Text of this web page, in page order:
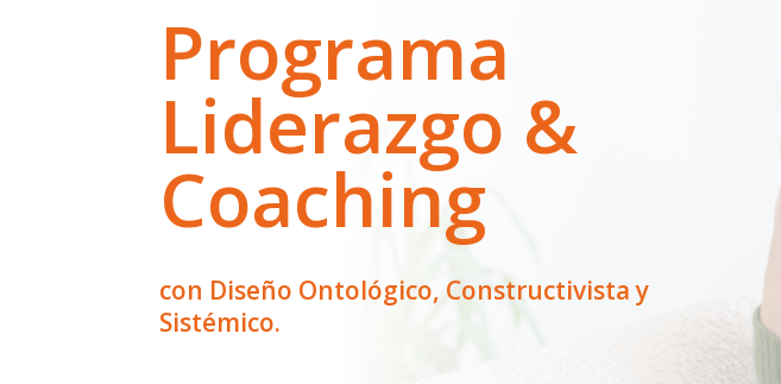
Programa
Liderazgo &
Coaching
con Diseño Ontológico, Constructivista y
Sistémico.